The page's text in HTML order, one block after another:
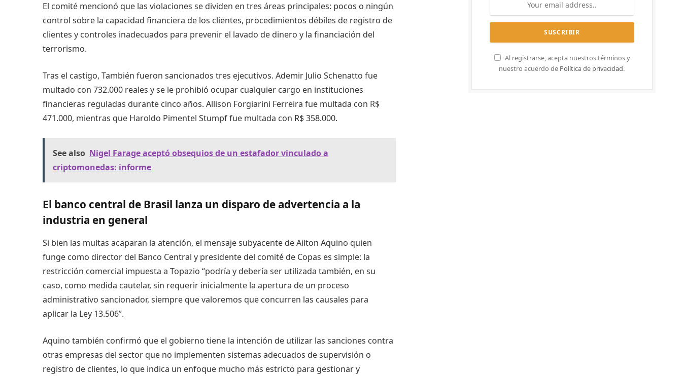
El comité mencionó que las violaciones se dividen en tres áreas principales: pocos o ningún
control sobre la capacidad financiera de los clientes, procedimientos débiles de registro de
clientes y controles inadecuados para prevenir el lavado de dinero y la financiación del
terrorismo.
Tras el castigo,También fueron sancionados tres ejecutivos. Ademir Julio Schenatto fue
multado con 732.000 reales y se le prohibió ocupar cualquier cargo en instituciones
financieras reguladas durante cinco años. Allison Forgiarini Ferreira fue multada con R$
471.000, mientras que Haroldo Pimentel Stumpf fue multada con R$ 358.000.
See also Nigel Farage aceptó obsequios de un estafador vinculado a
criptomonedas: informe
El banco central de Brasil lanza un disparo de advertencia a la
industria en general
Si bien las multas acaparan la atención, el mensaje subyacente deAilton Aquino quien
funge como director del Banco Central y presidente del comité de Copas es simple: la
restricción comercial impuesta a Topazio “podría y debería ser utilizada también, en su
caso, como medida cautelar, sin requerir inicialmente la apertura de un proceso
administrativo sancionador, siempre que valoremos que concurren las causales para
aplicar la Ley 13.506”.
Aquino también confirmó que el gobierno tiene la intención de utilizar las sanciones contra
otras empresas del sector que no implementen sistemas adecuados de supervisión o
registro de clientes, lo que indica un enfoque mucho más estricto para gestionar y
Al registrarse, acepta nuestros términos y
nuestro acuerdo de Política de privacidad.